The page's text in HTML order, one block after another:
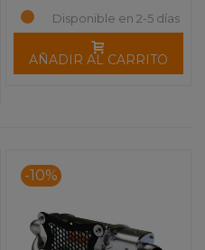
Disponible en 2-5 días
AÑADIR AL CARRITO
-10%